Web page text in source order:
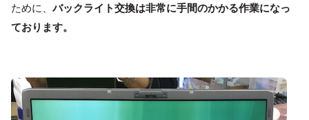
ために、バックライト交換は非常に手間のかかる作業になっ
ております。